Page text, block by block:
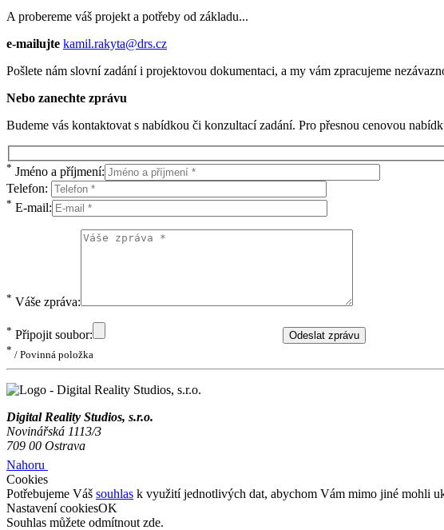
A probereme váš projekt a potřeby od základu...
e-mailujte kamil.rakyta@drs.cz
Pošlete nám slovní zadání i projektovou dokumentaci, a my vám zpracujeme
Nebo zanechte zprávu
Budeme vás kontaktovat s nabídkou či konzultací zadání. Pro přesnou cenovou
* Jméno a příjmení:
Telefon:
* E-mail:
* Váše zpráva:
* Připojit soubor:
Odeslat zprávu
* / Povinná položka
Digital Reality Studios, s.r.o.
Novinářská 1113/3
709 00 Ostrava
Nahoru
Cookies
Potřebujeme Váš souhlas k využití jednotlivých dat, abychom Vám mimo jiné mohli
Nastavení cookiesOK
Souhlas můžete odmítnout zde.